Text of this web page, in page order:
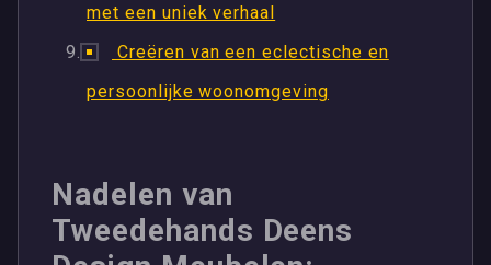
met een uniek verhaal
Creëren van een eclectische en
persoonlijke woonomgeving
Nadelen van
Tweedehands Deens